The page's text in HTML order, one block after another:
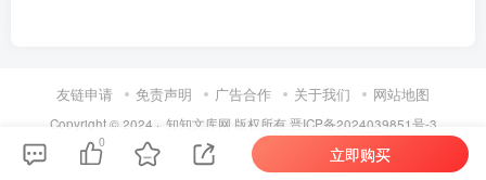
友链申请 免责声明 广告合作 关于我们 网站地图
Copyright © 2024 · 知知文库网 版权所有晋ICP备2024039851号-3
0
立即购买